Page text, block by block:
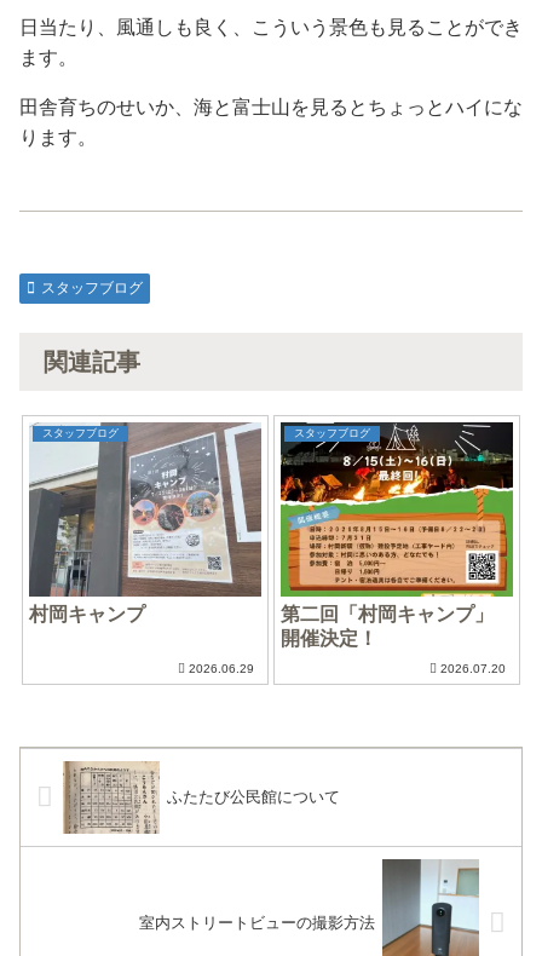
日当たり、風通しも良く、こういう景色も見ることができ
ます。
田舎育ちのせいか、海と富士山を見るとちょっとハイにな
ります。
スタッフブログ
関連記事
スタッフブログ
村岡キャンプ
2026.06.29
スタッフブログ
第二回「村岡キャンプ」
開催決定！
2026.07.20
ふたたび公民館について
室内ストリートビューの撮影方法